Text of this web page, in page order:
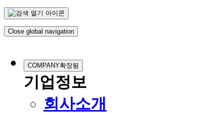
Close global navigation
COMPANY확장됨
기업정보
회사소개